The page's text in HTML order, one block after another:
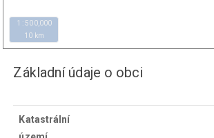
10 km
1 : 500,000
Základní údaje o obci
Katastrální